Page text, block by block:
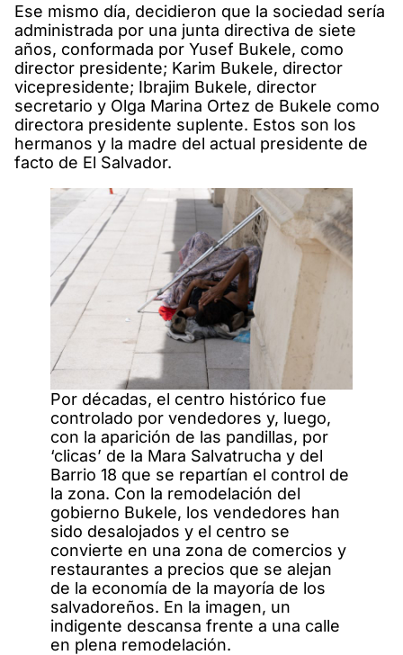
Ese mismo día, decidieron que la sociedad sería
administrada por una junta directiva de siete
años, conformada por Yusef Bukele, como
director presidente; Karim Bukele, director
vicepresidente; Ibrajim Bukele, director
secretario y Olga Marina Ortez de Bukele como
directora presidente suplente. Estos son los
hermanos y la madre del actual presidente de
facto de El Salvador.
Por décadas, el centro histórico fue
controlado por vendedores y, luego,
con la aparición de las pandillas, por
‘clicas’ de la Mara Salvatrucha y del
Barrio 18 que se repartían el control de
la zona. Con la remodelación del
gobierno Bukele, los vendedores han
sido desalojados y el centro se
convierte en una zona de comercios y
restaurantes a precios que se alejan
de la economía de la mayoría de los
salvadoreños. En la imagen, un
indigente descansa frente a una calle
en plena remodelación.